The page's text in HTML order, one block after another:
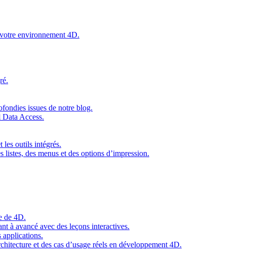
environnement 4D.
issues de notre blog.
Access.
les outils intégrés.
des menus et des options d’impression.
de 4D.
à avancé avec des leçons interactives.
applications.
et des cas d’usage réels en développement 4D.